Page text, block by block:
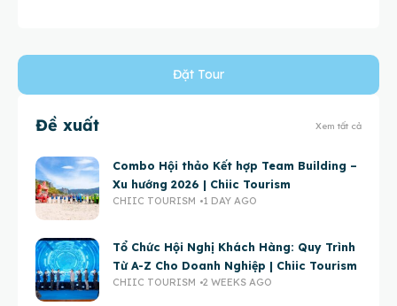
Đặt Tour
Đề xuất Xem tất cả
Combo Hội thảo Kết hợp Team Building –
Xu hướng 2026 | Chiic Tourism
CHIIC TOURISM 1 DAY AGO
Tổ Chức Hội Nghị Khách Hàng: Quy Trình
Từ A-Z Cho Doanh Nghiệp | Chiic Tourism
CHIIC TOURISM 2 WEEKS AGO